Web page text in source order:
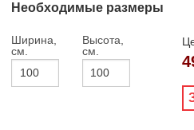
Необходимые размеры
Ширина,
см.
Высота,
см.